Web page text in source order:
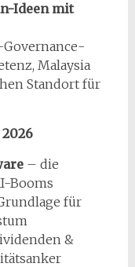
Ideen mit
Malaysia
Standort für
– die
Booms
für
&